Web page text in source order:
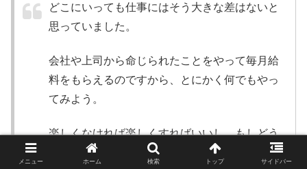
どこにいっても仕事にはそう大きな差はないと
思っていました。
会社や上司から命じられたことをやって毎月給
料をもらえるのですから、とにかく何でもやっ
てみよう。
楽しくなければ楽しくすればいいし、もしどう
しても楽しくできなければ辞めてしまえばい
メニュー ホーム 検索 トップ サイドバー